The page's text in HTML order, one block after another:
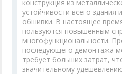
конструкция из
устойчивости всего здания
обшивки. В настоящее
пользуются повышенным
многофункциональности.
последующего демонтажа
требует больших затрат,
значительному